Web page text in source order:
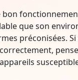
que son
préconisées.